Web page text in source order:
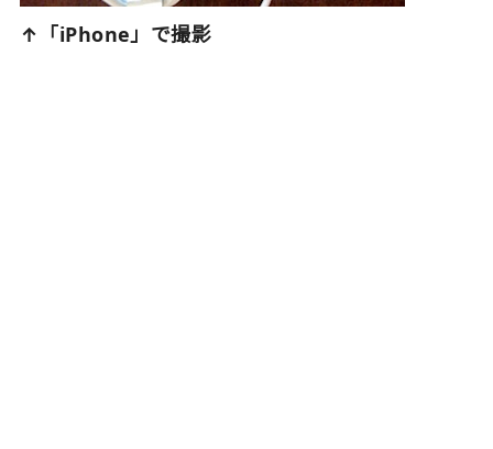
↑「iPhone」で撮影